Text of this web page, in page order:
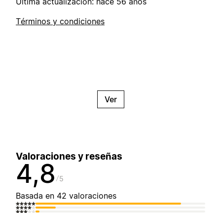
Términos y condiciones
Ver
Valoraciones y reseñas
4,8 5
Basada en 42 valoraciones